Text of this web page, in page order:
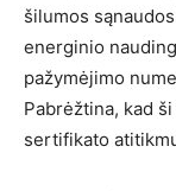
šilumos
energinio
pažymėjimo
Pabrėžtina, kad
sertifikato